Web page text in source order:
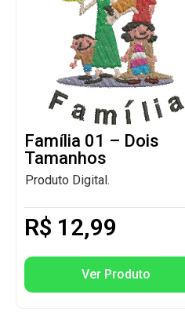
Família 01 – Dois
Tamanhos
Produto Digital.
R$ 12,99
Ver Produto